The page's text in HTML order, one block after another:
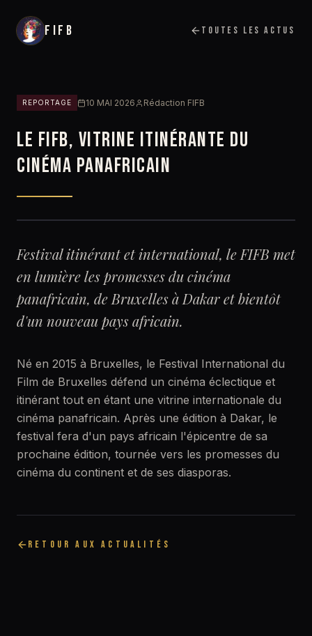
FIFB TOUTES LES ACTUS
REPORTAGE 10 MAI 2026 Rédaction FIFB
LE FIFB, VITRINE ITINÉRANTE DU
CINÉMA PANAFRICAIN
Festival itinérant et international, le FIFB met
en lumière les promesses du cinéma
panafricain, de Bruxelles à Dakar et bientôt
d'un nouveau pays africain.
Né en 2015 à Bruxelles, le Festival International du
Film de Bruxelles défend un cinéma éclectique et
itinérant tout en étant une vitrine internationale du
cinéma panafricain. Après une édition à Dakar, le
festival fera d'un pays africain l'épicentre de sa
prochaine édition, tournée vers les promesses du
cinéma du continent et de ses diasporas.
RETOUR AUX ACTUALITÉS